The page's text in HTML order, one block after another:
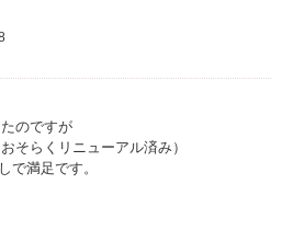
3.5
のですが
そらくリニューアル済み）
で満足です。